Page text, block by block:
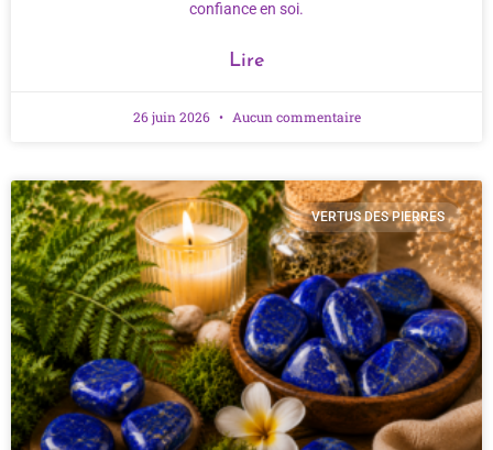
confiance en soi.
Lire
26 juin 2026 Aucun commentaire
VERTUS DES PIERRES